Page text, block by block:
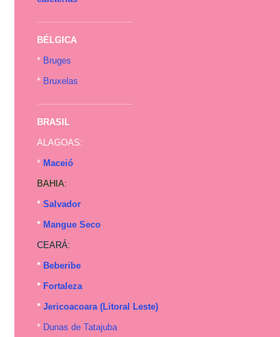
...................................
BÉLGICA
* Bruges
* Bruxelas
...................................
BRASIL
ALAGOAS:
* Maceió
BAHIA:
* Salvador
* Mangue Seco
CEARÁ:
* Beberibe
* Fortaleza
* Jericoacoara (Litoral Leste)
* Dunas de Tatajuba